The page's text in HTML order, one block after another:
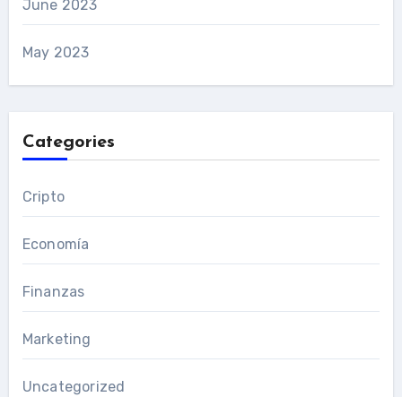
June 2023
May 2023
Categories
Cripto
Economía
Finanzas
Marketing
Uncategorized